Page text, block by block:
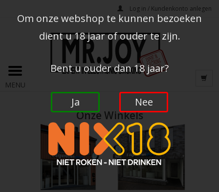
Log in / Kundenkonto anlegen
MENU
Onze Winkels
Om onze webshop te kunnen bezoeken
dient u 18 jaar of ouder te zijn.
Bent u ouder dan 18 jaar?
Ja Nee